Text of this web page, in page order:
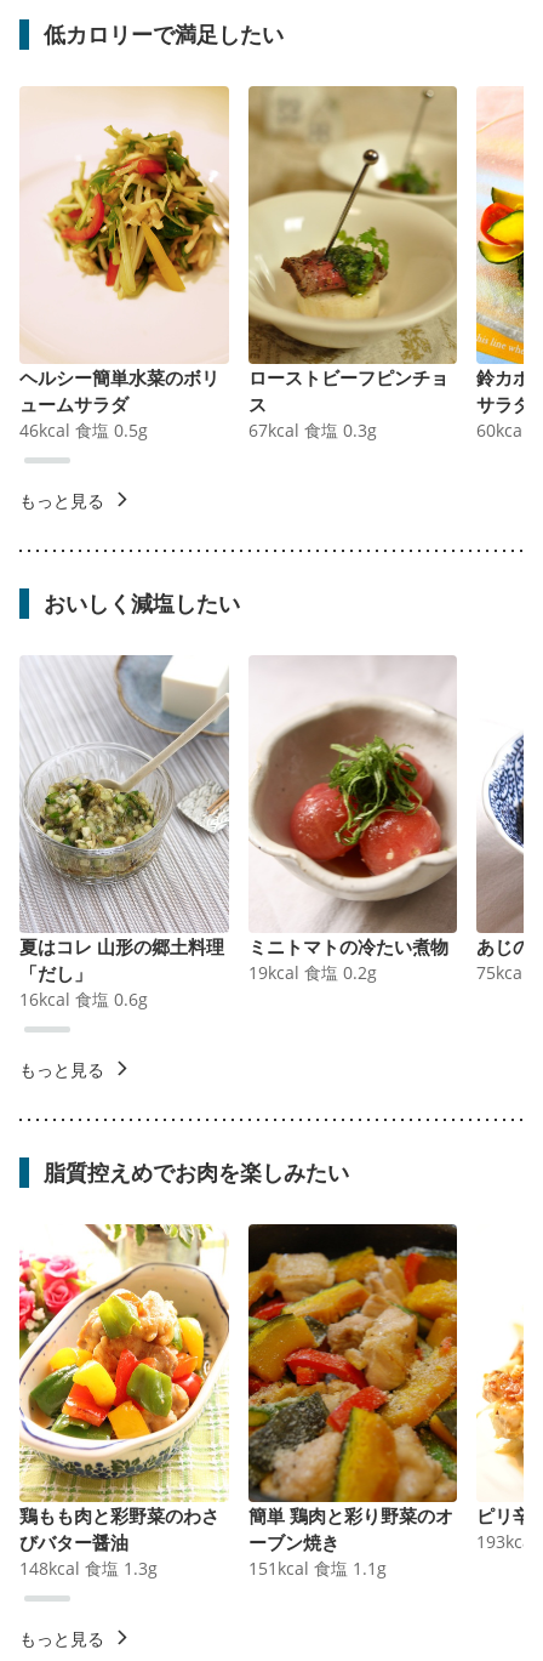
低カロリーで満足したい
ヘルシー簡単水菜のボリ
ュームサラダ
46kcal 食塩 0.5g
ローストビーフピンチョ
ス
67kcal 食塩 0.3g
鈴カボ
サラダ
60kcal
もっと見る
おいしく減塩したい
夏はコレ 山形の郷土料理
「だし」
16kcal 食塩 0.6g
ミニトマトの冷たい煮物
19kcal 食塩 0.2g
あじの
75kcal
もっと見る
脂質控えめでお肉を楽しみたい
鶏もも肉と彩野菜のわさ
びバター醤油
148kcal 食塩 1.3g
簡単 鶏肉と彩り野菜のオ
ーブン焼き
151 kcal 食塩 1.1 g
ピリ辛
193kcal
もっと見る